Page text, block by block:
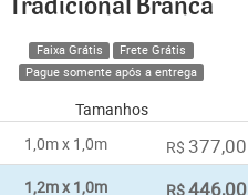
Tradicional Branca
Faixa Grátis
Frete Grátis
Pague somente após a entrega
Tamanhos
1,0m x 1,0m
R$ 377,00
1,2m x 1,0m R$446,00